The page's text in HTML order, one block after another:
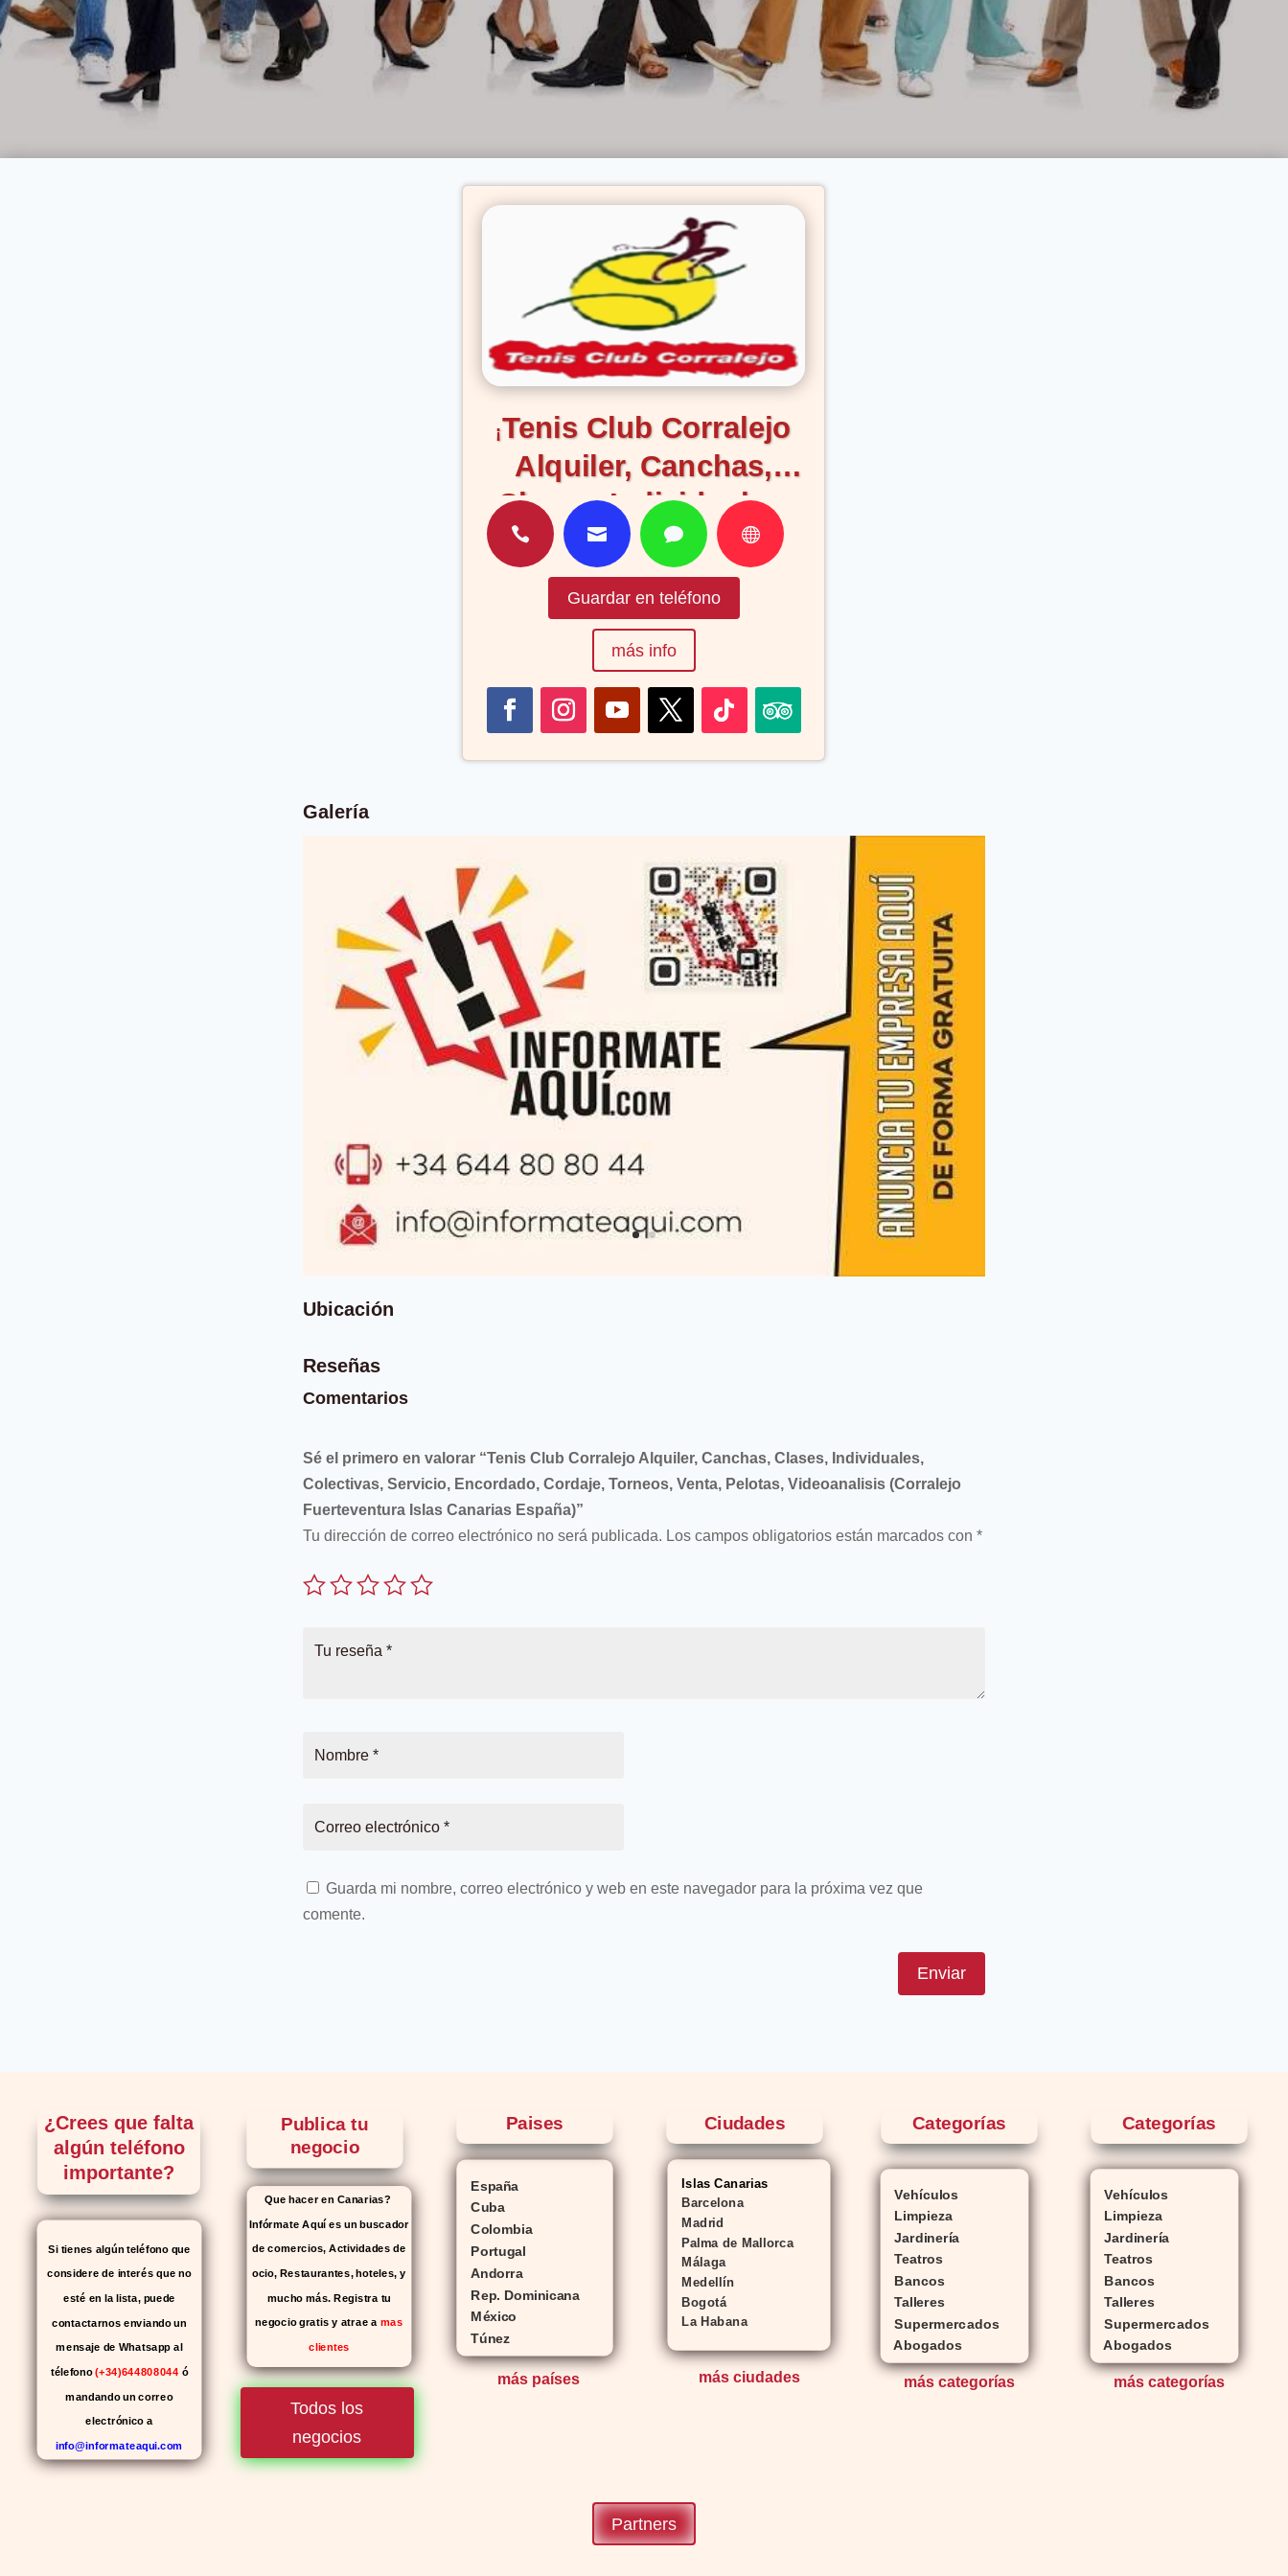
Tenis Club Corralejo
Alquiler, Canchas,
Clases, Individuales,
Colectivas, Servicio,
Encordado, Cordaje,
Torneos, Venta,
Pelotas, Videoanalisis
(Corralejo
Fuerteventura Islas
Canarias España)
   
Guardar en teléfono
más info
Galería
Ubicación
Reseñas
Comentarios
Sé el primero en valorar “Tenis Club Corralejo Alquiler, Canchas, Clases, Individuales,
Colectivas, Servicio, Encordado, Cordaje, Torneos, Venta, Pelotas, Videoanalisis (Corralejo
Fuerteventura Islas Canarias España)”
Tu dirección de correo electrónico no será publicada. Los campos obligatorios están marcados con*
Guarda mi nombre, correo electrónico y web en este navegador para la próxima vez que
comente.
Enviar
¿Crees que falta
algún teléfono
importante?
Si tienes algún teléfono que
considere de interés que no
esté en la lista, puede
contactarnos enviando un
mensaje de Whatsapp al
télefono(+34)644808044 ó
mandando un correo
electrónico a
info@informateaqui.com
Mientras que antes la decisión
Publica tu
negocio
Que hacer en Canarias?
Infórmate Aquí es un buscador
de comercios, Actividades de
ocio, Restaurantes, hoteles, y
mucho más. Registra tu
negocio gratis y atrae a mas
clientes
Todos los
negocios
Paises
España
Cuba
Colombia
Portugal
Andorra
Rep. Dominicana
México
Túnez
más países
Ciudades
Islas Canarias
Barcelona
Madrid
Palma de Mallorca
Málaga
Medellín
Bogotá
La Habana
más ciudades
Categorías
Vehículos
Limpieza
Jardinería
Teatros
Bancos
Talleres
Supermercados
Abogados
máscategorías
Categorías
Vehículos
Limpieza
Jardinería
Teatros
Bancos
Talleres
Supermercados
Abogados
máscategorías
Partners